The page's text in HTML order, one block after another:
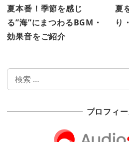
夏本番！季節を感じ
る”海”にまつわるBGM・
効果音をご紹介
夏
り
索
プロフィ